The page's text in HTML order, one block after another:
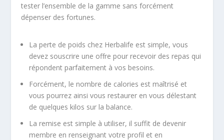
tester l’ensemble de la gamme sans forcément
dépenser des fortunes.
La perte de poids chez Herbalife est simple, vous
devez souscrire une offre pour recevoir des repas qui
répondent parfaitement à vos besoins.
Forcément, le nombre de calories est maîtrisé et
vous pourrez ainsi vous restaurer en vous délestant
de quelques kilos sur la balance.
La remise est simple à utiliser, il suffit de devenir
membre en renseignant votre profil et en